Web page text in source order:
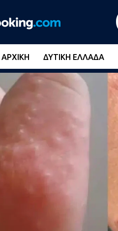
ΑΡΧΙΚΉ ΔΥΤΙΚΉ ΕΛΛΆΔΑ